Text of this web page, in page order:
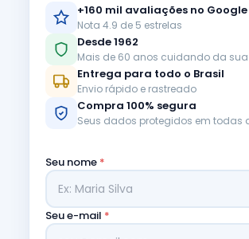
+160 mil avaliações no Google
Nota 4.9 de 5 estrelas
Desde 1962
Mais de 60 anos cuidando da
Entrega para todo o Brasil
Envio rápido e rastreado
Compra 100% segura
Seus dados protegidos em todas
Seu nome *
Seu e-mail *